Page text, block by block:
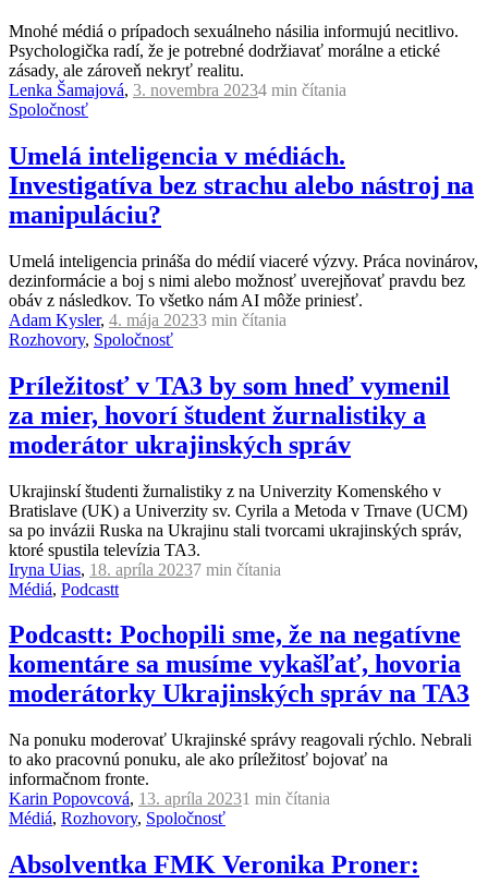
Mnohé médiá o prípadoch sexuálneho násilia informujú necitlivo.
Psychologička radí, že je potrebné dodržiavať morálne a etické
zásady, ale zároveň nekryť realitu.
Lenka Šamajová, 3. novembra 20234 min čítania
Spoločnosť
Umelá inteligencia v médiách.
Investigatíva bez strachu alebo nástroj na
manipuláciu?
Umelá inteligencia prináša do médií viaceré výzvy. Práca novinárov,
dezinformácie a boj s nimi alebo možnosť uverejňovať pravdu bez
obáv z následkov. To všetko nám AI môže priniesť.
Adam Kysler, 4. mája 20233 min čítania
Rozhovory, Spoločnosť
Príležitosť v TA3 by som hneď vymenil
za mier, hovorí študent žurnalistiky a
moderátor ukrajinských správ
Ukrajinskí študenti žurnalistiky z na Univerzity Komenského v
Bratislave (UK) a Univerzity sv. Cyrila a Metoda v Trnave (UCM)
sa po invázii Ruska na Ukrajinu stali tvorcami ukrajinských správ,
ktoré spustila televízia TA3.
Iryna Uias, 18. apríla 20237 min čítania
Médiá, Podcastt
Podcastt: Pochopili sme, že na negatívne
komentáre sa musíme vykašľať, hovoria
moderátorky Ukrajinských správ na TA3
Na ponuku moderovať Ukrajinské správy reagovali rýchlo. Nebrali
to ako pracovnú ponuku, ale ako príležitosť bojovať na
informačnom fronte.
Karin Popovcová, 13. apríla 20231 min čítania
Médiá, Rozhovory, Spoločnosť
Absolventka FMK Veronika Proner: